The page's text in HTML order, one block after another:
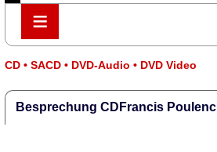
≡
≡
CD • SACD • DVD-Audio • DVD Video
Besprechung CDFrancis Poulenc